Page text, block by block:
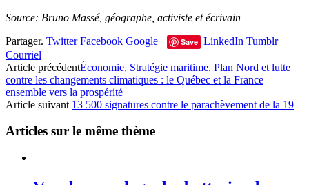
Source: Bruno Massé, géographe, activiste et écrivain
Partager. Twitter Facebook Google+ Save LinkedIn Tumblr
Courriel
Article précédentÉconomie, Stratégie maritime, Plan Nord et lutte
contre les changements climatiques : le Québec et la France
ensemble vers la prospérité
Article suivant 13 500 signatures contre le parachèvement de la 19
Articles sur le même thème